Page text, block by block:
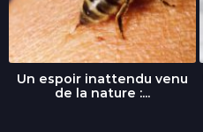
Un espoir inattendu venu
de la nature :...